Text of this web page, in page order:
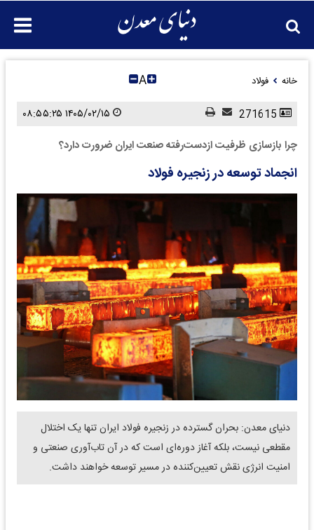
خانه فولاد A
چرا بازسازی ظرفیت ازدست‌رفته صنعت ایران ضرورت دارد؟
انجماد توسعه در زنجیره فولاد
دنیای معدن: بحران گسترده در زنجیره فولاد ایران تنها یک اختلال
مقطعی نیست، بلکه آغاز دوره‌ای است که در آن تاب‌آوری صنعتی و
امنیت انرژی نقش تعیین‌کننده در مسیر توسعه خواهند داشت.